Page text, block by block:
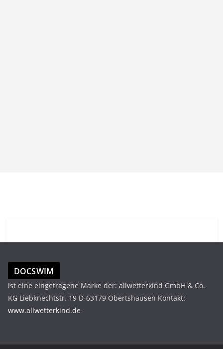
DOCSWIM
ist eine eingetragene Marke der: allwetterkind GmbH & Co.
KG Liebknechtstr. 19 D-63179 Obertshausen Kontakt:
www.allwetterkind.de